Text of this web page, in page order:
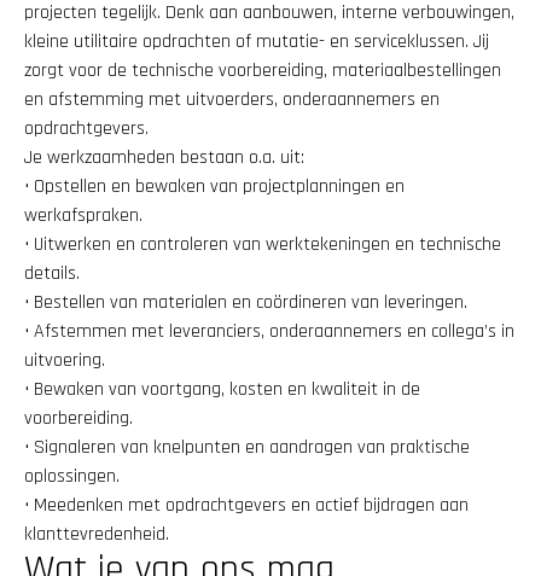
projecten tegelijk. Denk aan aanbouwen, interne verbouwingen,
kleine utilitaire opdrachten of mutatie- en serviceklussen. Jij
zorgt voor de technische voorbereiding, materiaalbestellingen
en afstemming met uitvoerders, onderaannemers en
opdrachtgevers.
Je werkzaamheden bestaan o.a. uit:
• Opstellen en bewaken van projectplanningen en
werkafspraken.
• Uitwerken en controleren van werktekeningen en technische
details.
• Bestellen van materialen en coördineren van leveringen.
• Afstemmen met leveranciers, onderaannemers en collega’s in
uitvoering.
• Bewaken van voortgang, kosten en kwaliteit in de
voorbereiding.
• Signaleren van knelpunten en aandragen van praktische
oplossingen.
• Meedenken met opdrachtgevers en actief bijdragen aan
klanttevredenheid.